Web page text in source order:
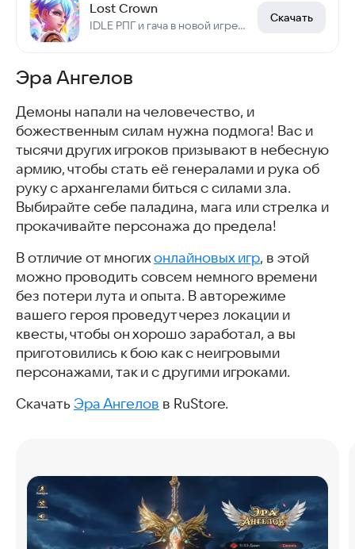
Lost Crown
IDLE РПГ и гача в новой игре! Открой тайну Короны Ужаса! Экшен приключение ждёт!
Скачать
Эра Ангелов
Демоны напали на человечество, и
божественным силам нужна подмога! Вас и
тысячи других игроков призывают в небесную
армию, чтобы стать её генералами и рука об
руку с архангелами биться с силами зла.
Выбирайте себе паладина, мага или стрелка и
прокачивайте персонажа до предела!
В отличие от многихонлайновых игр, в этой
можно проводить совсем немного времени
без потери лута и опыта. В авторежиме
вашего героя проведут через локации и
квесты, чтобы он хорошо заработал, а вы
приготовились к бою как с неигровыми
персонажами, так и с другими игроками.
Скачать Эра Ангелов в RuStore.